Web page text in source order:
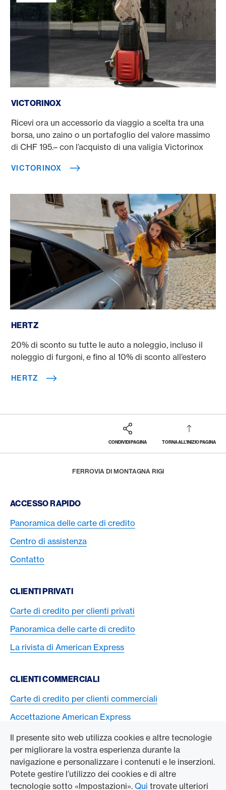
Il presente sito web utilizza cookies e altre tecnologie
per migliorare la vostra esperienza durante la
navigazione e personalizzare i contenuti e le inserzioni.
Potete gestire l’utilizzo dei cookies e di altre
tecnologie sotto «Impostazioni». Qui trovate ulteriori
VICTORINOX
Ricevi ora un accessorio da viaggio a scelta tra una
borsa, uno zaino o un portafoglio del valore massimo
di CHF 195.– con l’acquisto di una valigia Victorinox
VICTORINOX
HERTZ
20% di sconto su tutte le auto a noleggio, incluso il
noleggio di furgoni, e fino al 10% di sconto all’estero
HERTZ
CONDIVIDI PAGINA TORNA ALL'INIZIO PAGINA
FERROVIA DI MONTAGNA RIGI
Footer Navigation
ACCESSO RAPIDO
Panoramica delle carte di credito
Centro di assistenza
Contatto
CLIENTI PRIVATI
Carte di credito per clienti privati
Panoramica delle carte di credito
La rivista di American Express
CLIENTI COMMERCIALI
Carte di credito per clienti commerciali
Accettazione American Express
L’AZIENDA
Swisscard AECS GmbH
American Express Globale